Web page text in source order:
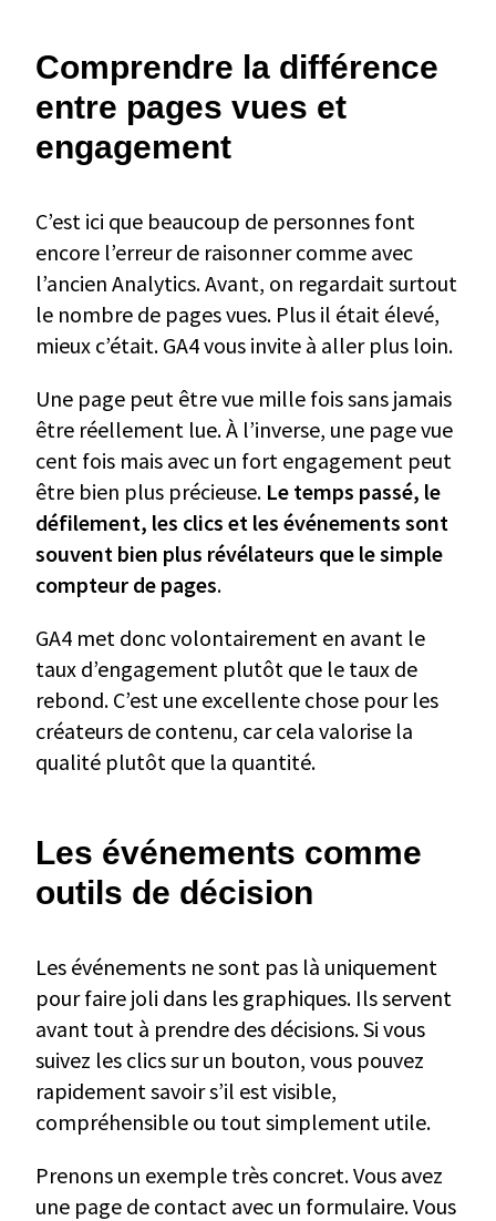
Comprendre la différence
entre pages vues et
engagement
C’est ici que beaucoup de personnes font
encore l’erreur de raisonner comme avec
l’ancien Analytics. Avant, on regardait surtout
le nombre de pages vues. Plus il était élevé,
mieux c’était. GA4 vous invite à aller plus loin.
Une page peut être vue mille fois sans jamais
être réellement lue. À l’inverse, une page vue
cent fois mais avec un fort engagement peut
être bien plus précieuse. Le temps passé, le
défilement, les clics et les événements sont
souvent bien plus révélateurs que le simple
compteur de pages.
GA4 met donc volontairement en avant le
taux d’engagement plutôt que le taux de
rebond. C’est une excellente chose pour les
créateurs de contenu, car cela valorise la
qualité plutôt que la quantité.
Les événements comme
outils de décision
Les événements ne sont pas là uniquement
pour faire joli dans les graphiques. Ils servent
avant tout à prendre des décisions. Si vous
suivez les clics sur un bouton, vous pouvez
rapidement savoir s’il est visible,
compréhensible ou tout simplement utile.
Prenons un exemple très concret. Vous avez
une page de contact avec un formulaire. Vous